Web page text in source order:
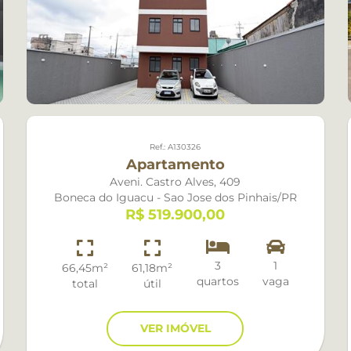
Butiatumirim
Agua Verde
Ahu
Alto Boqueirao
Atuba
Bacacheri
Bairro Alto
Barreirinha
Batel
Até R$
Até R$
Até R$
Até R$
Ref.: A130326
Apartamento
Aveni. Castro Alves, 409
Boneca do Iguacu - Sao Jose dos Pinhais/PR
R$ 519.900,00
66,45m²
total
61,18m²
útil
3
quartos
1
vaga
VER IMÓVEL